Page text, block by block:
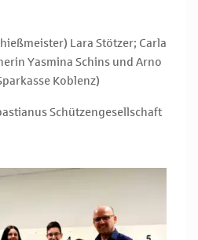
Lara Stötzer; Carla
Yasmina Schins und Arno
Koblenz)
Schützengesellschaft